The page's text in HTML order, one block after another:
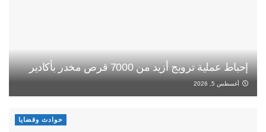
إحباط عملية ترويج أزيد من 7000 قرص مخدر بأكادير
أغسطس 5, 2026
حوادث وقضايا